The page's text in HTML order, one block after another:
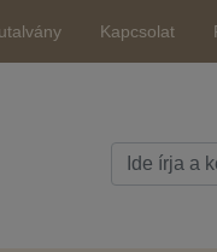
Kapcsolat